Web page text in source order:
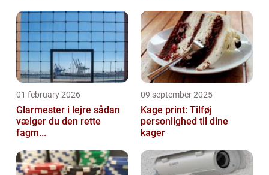
01 february 2026
Glarmester i lejre sådan
vælger du den rette
fagm...
09 september 2025
Kage print: Tilføj
personlighed til dine
kager